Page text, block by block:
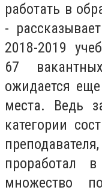
работать в
-
2018-2019
67
ожидается
места. Ведь
категории
проработал
множество